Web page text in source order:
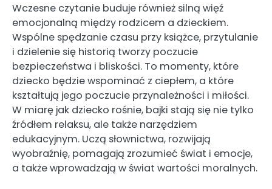
Wczesne czytanie buduje również silną więź
emocjonalną między rodzicem a dzieckiem.
Wspólne spędzanie czasu przy książce, przytulanie
i dzielenie się historią tworzy poczucie
bezpieczeństwa i bliskości. To momenty, które
dziecko będzie wspominać z ciepłem, a które
kształtują jego poczucie przynależności i miłości.
W miarę jak dziecko rośnie, bajki stają się nie tylko
źródłem relaksu, ale także narzędziem
edukacyjnym. Uczą słownictwa, rozwijają
wyobraźnię, pomagają zrozumieć świat i emocje,
a także wprowadzają w świat wartości moralnych.